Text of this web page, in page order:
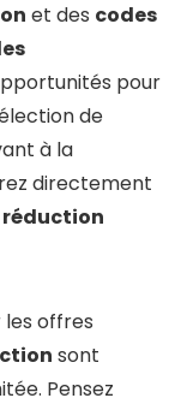
et des codes
pour
de
à la
directement
réduction
offres
sont
Pensez